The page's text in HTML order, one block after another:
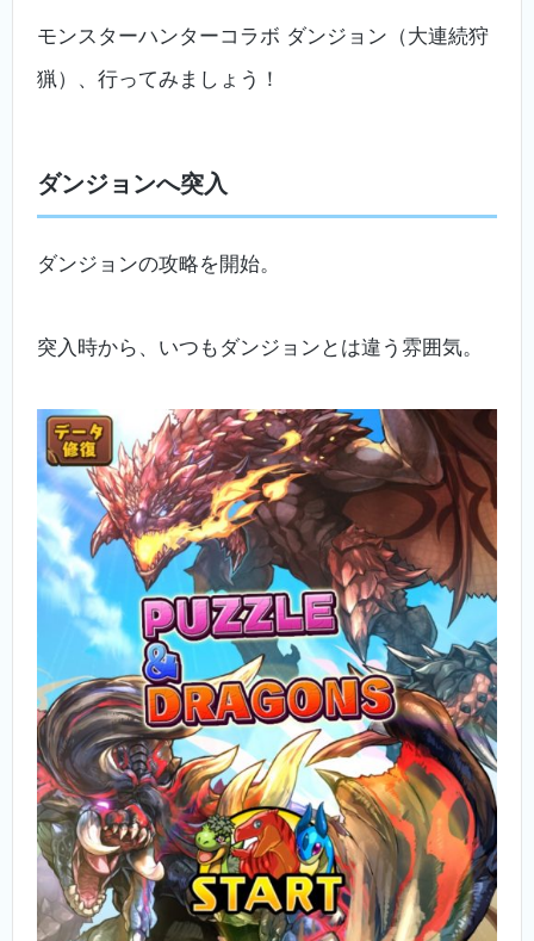
モンスターハンターコラボ ダンジョン（大連続狩
猟）、行ってみましょう！
ダンジョンへ突入
ダンジョンの攻略を開始。
突入時から、いつもダンジョンとは違う雰囲気。